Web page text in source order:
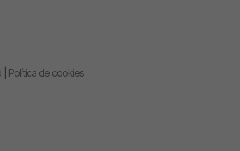
Política de cookies